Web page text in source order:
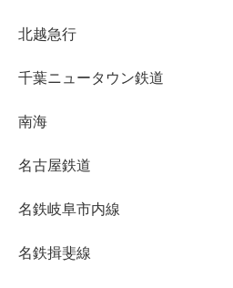
北越急行
千葉ニュータウン鉄道
南海
名古屋鉄道
名鉄岐阜市内線
名鉄揖斐線